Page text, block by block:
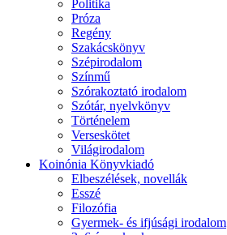
Politika
Próza
Regény
Szakácskönyv
Szépirodalom
Színmű
Szórakoztató irodalom
Szótár, nyelvkönyv
Történelem
Verseskötet
Világirodalom
Koinónia Könyvkiadó
Elbeszélések, novellák
Esszé
Filozófia
Gyermek- és ifjúsági irodalom